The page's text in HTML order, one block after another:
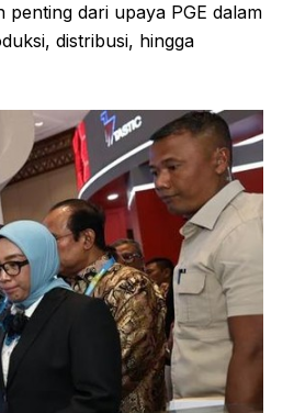
dari upaya PGE dalam
distribusi, hingga